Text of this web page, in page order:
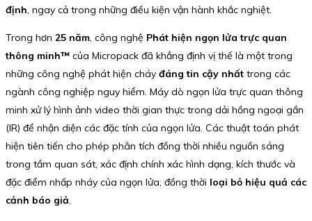
định, ngay cả trong những điều kiện vận hành khắc nghiệt.
Trong hơn 25 năm, công nghệ Phát hiện ngọn lửa trực quan
thông minh™ của Micropack đã khẳng định vị thế là một trong
những công nghệ phát hiện cháy đáng tin cậy nhất trong các
ngành công nghiệp nguy hiểm. Máy dò ngọn lửa trực quan thông
minh xử lý hình ảnh video thời gian thực trong dải hồng ngoại gần
(IR) để nhận diện các đặc tính của ngọn lửa. Các thuật toán phát
hiện tiên tiến cho phép phân tích đồng thời nhiều nguồn sáng
trong tầm quan sát, xác định chính xác hình dạng, kích thước và
đặc điểm nhấp nháy của ngọn lửa, đồng thời loại bỏ hiệu quả các
cảnh báo giả.